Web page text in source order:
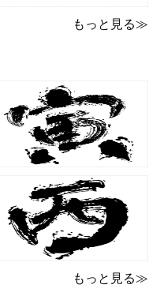
おしゃれな請求書フォー
他とは一味違う個性を演
出したいときにも活躍し
ます。 猫カフェやトリミ
ングサロン
もっと見る≫
もっと見る≫